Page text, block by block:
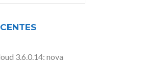
3.6.0.14: nova